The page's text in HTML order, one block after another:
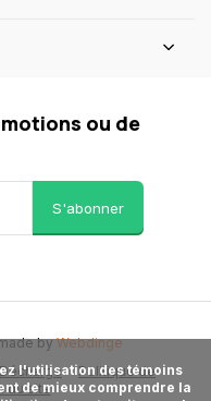
ou de
S'abonner
Décharge
Politique de
du site
byWebdinge
de mieux comprendre la